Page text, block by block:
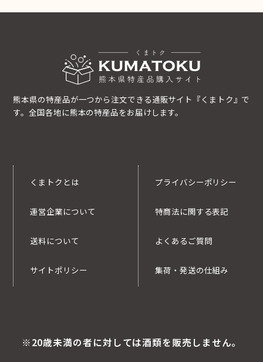
熊本県の特産品が一つから注文できる通販サイト『くまトク』で
す。全国各地に熊本の特産品をお届けします。
くまトクとは
運営企業について
送料について
サイトポリシー
プライバシーポリシー
特商法に関する表記
よくあるご質問
集荷・発送の仕組み
※20歳未満の者に対しては酒類を販売しません。